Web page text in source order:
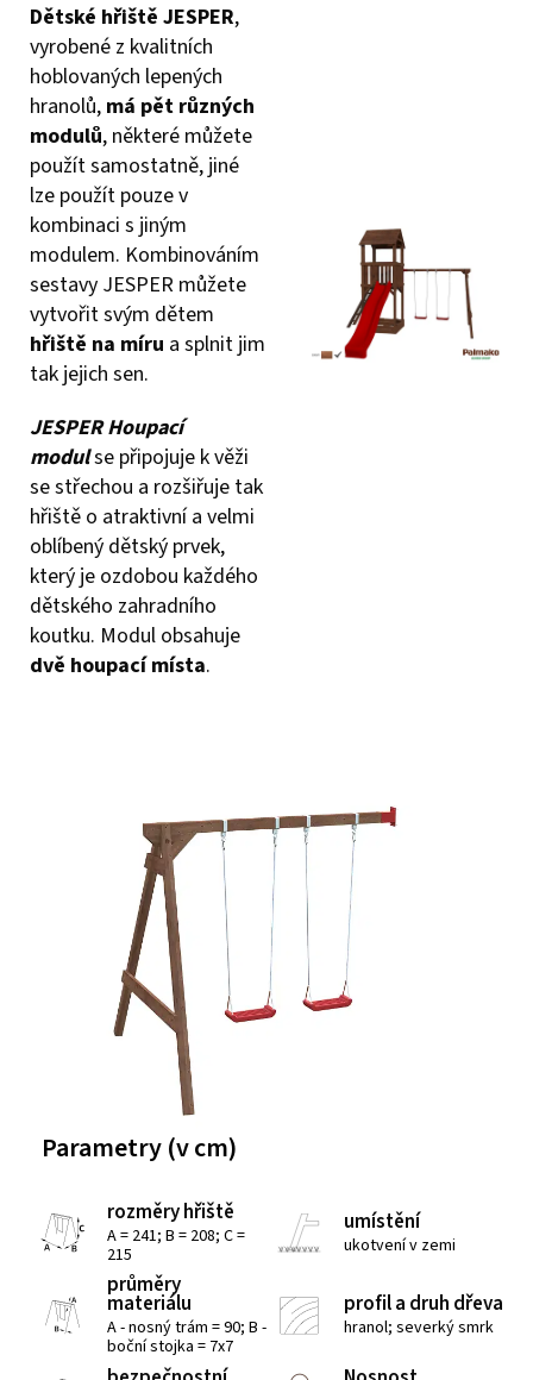
Dětské hřiště JESPER,
vyrobené z kvalitních
hoblovaných lepených
hranolů, má pět různých
modulů, některé můžete
použít samostatně, jiné
lze použít pouze v
kombinaci s jiným
modulem. Kombinováním
sestavy JESPER můžete
vytvořit svým dětem
hřiště na míru a splnit jim
tak jejich sen.
JESPER Houpací
modulse připojuje k věži
se střechou a rozšiřuje tak
hřiště o atraktivní a velmi
oblíbený dětský prvek,
který je ozdobou každého
dětského zahradního
koutku. Modul obsahuje
dvě houpací místa.
Parametry (v cm)
rozměry hřiště
A = 241; B = 208; C =
215
umístění
ukotvení v zemi
průměry
materiálu
A - nosný trám = 90; B -
boční stojka = 7x7
profil a druh dřeva
hranol; severký smrk